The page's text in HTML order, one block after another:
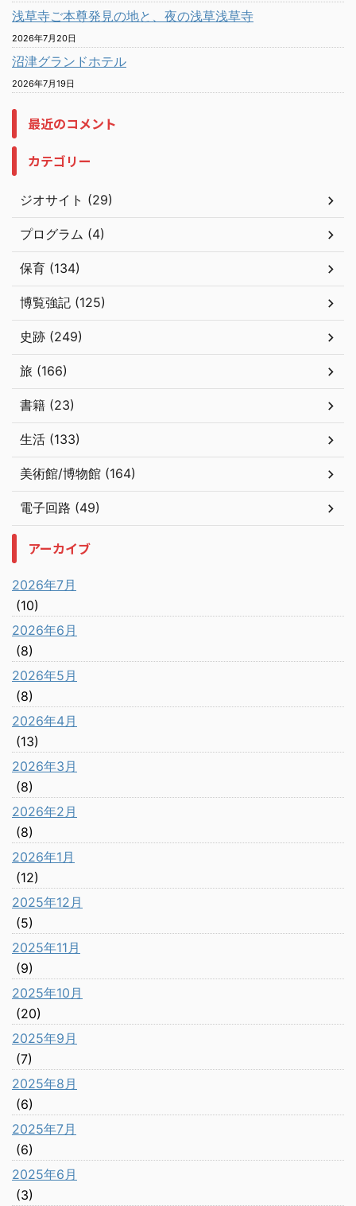
浅草寺ご本尊発見の地と、夜の浅草浅草寺
2026年7月20日
沼津グランドホテル
2026年7月19日
最近のコメント
カテゴリー
ジオサイト (29)
プログラム (4)
保育 (134)
博覧強記 (125)
史跡 (249)
旅 (166)
書籍 (23)
生活 (133)
美術館/博物館 (164)
電子回路 (49)
アーカイブ
2026年7月
(10)
2026年6月
(8)
2026年5月
(8)
2026年4月
(13)
2026年3月
(8)
2026年2月
(8)
2026年1月
(12)
2025年12月
(5)
2025年11月
(9)
2025年10月
(20)
2025年9月
(7)
2025年8月
(6)
2025年7月
(6)
2025年6月
(3)